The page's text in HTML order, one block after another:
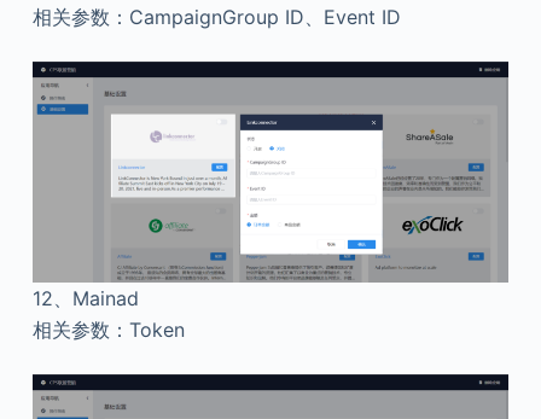
相关参数：CampaignGroup ID、Event ID
12、 Mainad
相关参数：Token